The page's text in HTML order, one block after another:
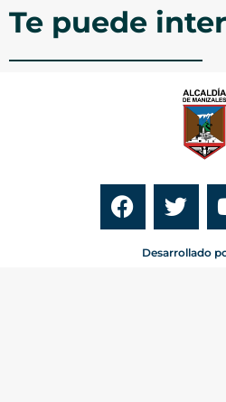
Te puede
Desarrollado